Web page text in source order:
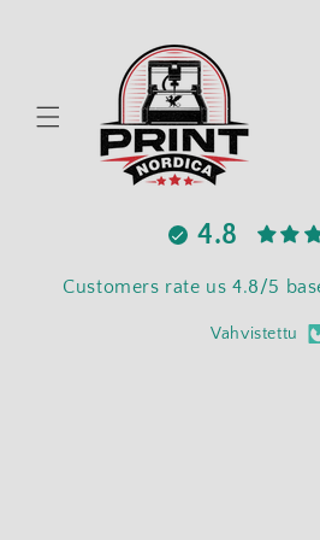
4.8
Customers rate us 4.8/5
Vahvistettu